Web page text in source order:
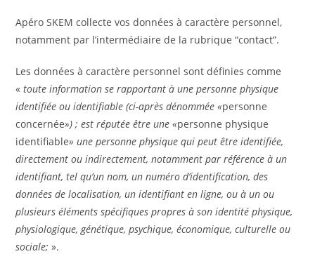
Apéro SKEM collecte vos données à caractère personnel,
notamment par l’intermédiaire de la rubrique “contact”.
Les données à caractère personnel sont définies comme
«toute information se rapportant à une personne physique
identifiée ou identifiable (ci-après dénommée «personne
concernée») ; est réputée être une «personne physique
identifiable» une personne physique qui peut être identifiée,
directement ou indirectement, notamment par référence à un
identifiant, tel qu’un nom, un numéro d’identification, des
données de localisation, un identifiant en ligne, ou à un ou
plusieurs éléments spécifiques propres à son identité physique,
physiologique, génétique, psychique, économique, culturelle ou
sociale; ».